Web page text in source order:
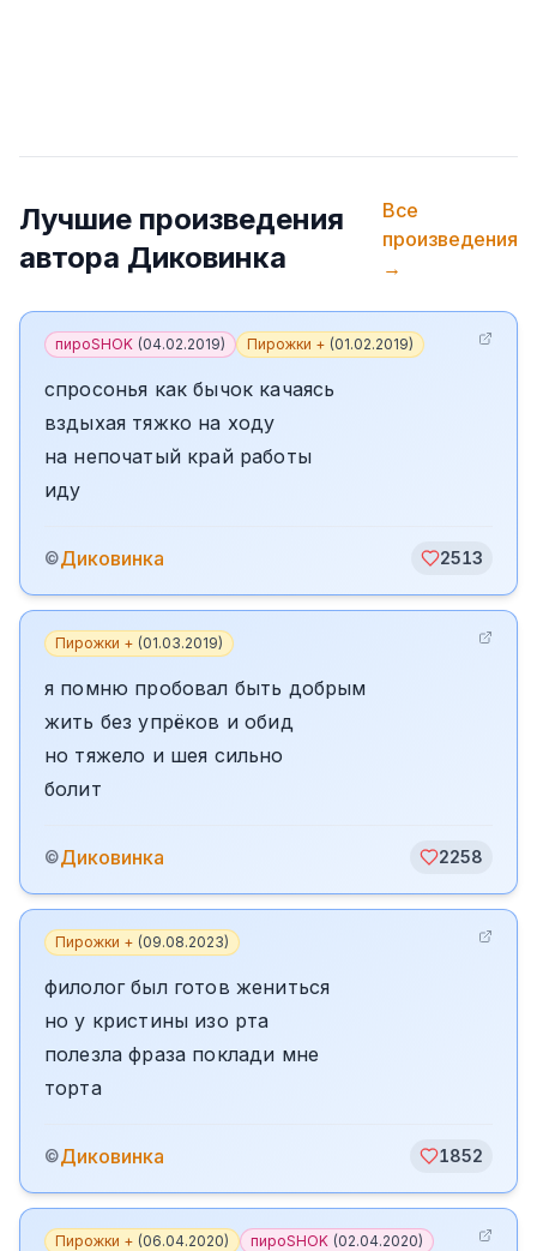
Лучшие произведения
автора Диковинка
Все
произведения
→
пироSHOK (04.02.2019) Пирожки + (01.02.2019)
спросонья как бычок качаясь
вздыхая тяжко на ходу
на непочатый край работы
иду
©Диковинка 2513
Пирожки + (01.03.2019)
я помню пробовал быть добрым
жить без упрёков и обид
но тяжело и шея сильно
болит
©Диковинка 2258
Пирожки + (09.08.2023)
филолог был готов жениться
но у кристины изо рта
полезла фраза поклади мне
торта
©Диковинка 1852
Пирожки + (06.04.2020) пироSHOK (02.04.2020)